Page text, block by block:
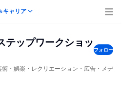
キャリア
テップワークショッ
フォロー
・娯楽・レクリエーション・広告・メデ